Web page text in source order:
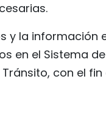
y la
en el Sistema
con el